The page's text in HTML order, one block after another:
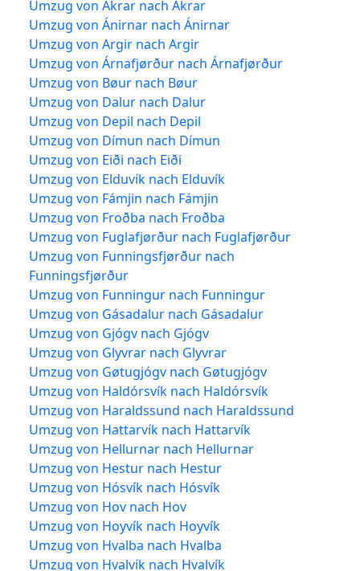
Umzug von Akrar nach Akrar
Umzug von Ánirnar nach Ánirnar
Umzug von Argir nach Argir
Umzug von Árnafjørður nach Árnafjørður
Umzug von Bøur nach Bøur
Umzug von Dalur nach Dalur
Umzug von Depil nach Depil
Umzug von Dímun nach Dímun
Umzug von Eiði nach Eiði
Umzug von Elduvík nach Elduvík
Umzug von Fámjin nach Fámjin
Umzug von Froðba nach Froðba
Umzug von Fuglafjørður nach Fuglafjørður
Umzug von Funningsfjørður nach
Funningsfjørður
Umzug von Funningur nach Funningur
Umzug von Gásadalur nach Gásadalur
Umzug von Gjógv nach Gjógv
Umzug von Glyvrar nach Glyvrar
Umzug von Gøtugjógv nach Gøtugjógv
Umzug von Haldórsvík nach Haldórsvík
Umzug von Haraldssund nach Haraldssund
Umzug von Hattarvík nach Hattarvík
Umzug von Hellurnar nach Hellurnar
Umzug von Hestur nach Hestur
Umzug von Hósvík nach Hósvík
Umzug von Hov nach Hov
Umzug von Hoyvík nach Hoyvík
Umzug von Hvalba nach Hvalba
Umzug von Hvalvík nach Hvalvík